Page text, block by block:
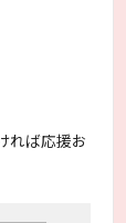
れば応援お